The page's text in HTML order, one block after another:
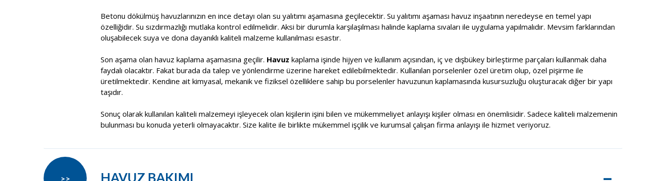
Betonu dökülmüş havuzlarınızın en ince detayı olan su yalıtımı aşamasına geçilecektir. Su yalıtımı aşaması havuz inşaatının neredeyse en temel yapı
özelliğidir. Su sızdırmazlığı mutlaka kontrol edilmelidir. Aksi bir durumla karşılaşılması halinde kaplama sıvaları ile uygulama yapılmalıdır. Mevsim farklarından
oluşabilecek suya ve dona dayanıklı kaliteli malzeme kullanılması esastır.
Son aşama olan havuz kaplama aşamasına geçilir. Havuz kaplama işinde hijyen ve kullanım açısından, iç ve dışbükey birleştirme parçaları kullanmak daha
faydalı olacaktır. Fakat burada da talep ve yönlendirme üzerine hareket edilebilmektedir. Kullanılan porselenler özel üretim olup, özel pişirme ile
üretilmektedir. Kendine ait kimyasal, mekanik ve fiziksel özelliklere sahip bu porselenler havuzunun kaplamasında kusursuzluğu oluşturacak diğer bir yapı
taşıdır.
Sonuç olarak kullanılan kaliteli malzemeyi işleyecek olan kişilerin işini bilen ve mükemmeliyet anlayışı kişiler olması en önemlisidir. Sadece kaliteli malzemenin
bulunması bu konuda yeterli olmayacaktır. Size kalite ile birlikte mükemmel işçilik ve kurumsal çalışan firma anlayışı ile hizmet veriyoruz.
HAVUZ BAKIMI
>>